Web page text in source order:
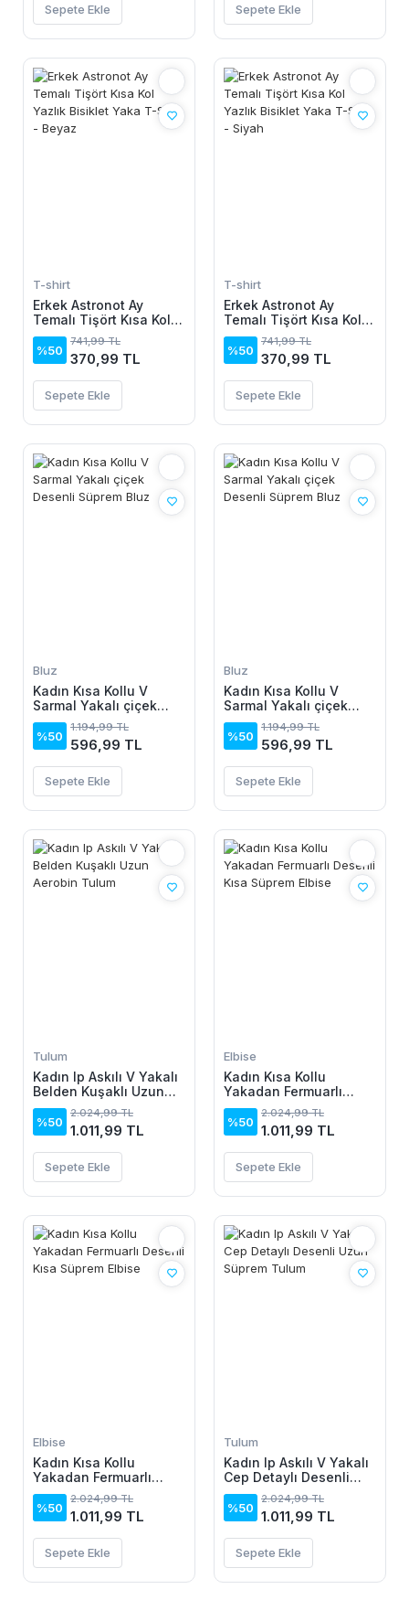
Sepete Ekle Sepete Ekle
T-shirt
Erkek Astronot Ay
Temalı Tişört Kısa Kol
Yazlık Bisiklet Yaka T-
Shirt - Beyaz
%50
741,99 TL
370,99 TL
Sepete Ekle
T-shirt
Erkek Astronot Ay
Temalı Tişört Kısa Kol
Yazlık Bisiklet Yaka T-
Shirt - Siyah
%50
741,99 TL
370,99 TL
Sepete Ekle
Bluz
Kadın Kısa Kollu V
Sarmal Yakalı çiçek
Desenli Süprem Bluz
%50
1.194,99 TL
596,99 TL
Sepete Ekle
Bluz
Kadın Kısa Kollu V
Sarmal Yakalı çiçek
Desenli Süprem Bluz
%50
1.194,99 TL
596,99 TL
Sepete Ekle
Tulum
Kadın Ip Askılı V Yakalı
Belden Kuşaklı Uzun
Aerobin Tulum
%50
2.024,99 TL
1.011,99 TL
Sepete Ekle
Elbise
Kadın Kısa Kollu
Yakadan Fermuarlı
Desenli Kısa Süprem
Elbise
%50
2.024,99 TL
1.011,99 TL
Sepete Ekle
Elbise
Kadın Kısa Kollu
Yakadan Fermuarlı
Desenli Kısa Süprem
Elbise
%50
2.024,99 TL
1.011,99 TL
Sepete Ekle
Tulum
Kadın Ip Askılı V Yakalı
Cep Detaylı Desenli
Uzun Süprem Tulum
%50
2.024,99 TL
1.011,99 TL
Sepete Ekle